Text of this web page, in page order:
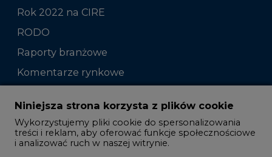
Rok 2022 na CIRE
RODO
Raporty branżowe
Komentarze rynkowe
Zmiany kadrowe na rynku
Studio CIRE
Rozmowy o energetyce
Niniejsza strona korzysta z plików cookie
Wykorzystujemy pliki cookie do spersonalizowania
treści i reklam, aby oferować funkcje społecznościowe
i analizować ruch w naszej witrynie.